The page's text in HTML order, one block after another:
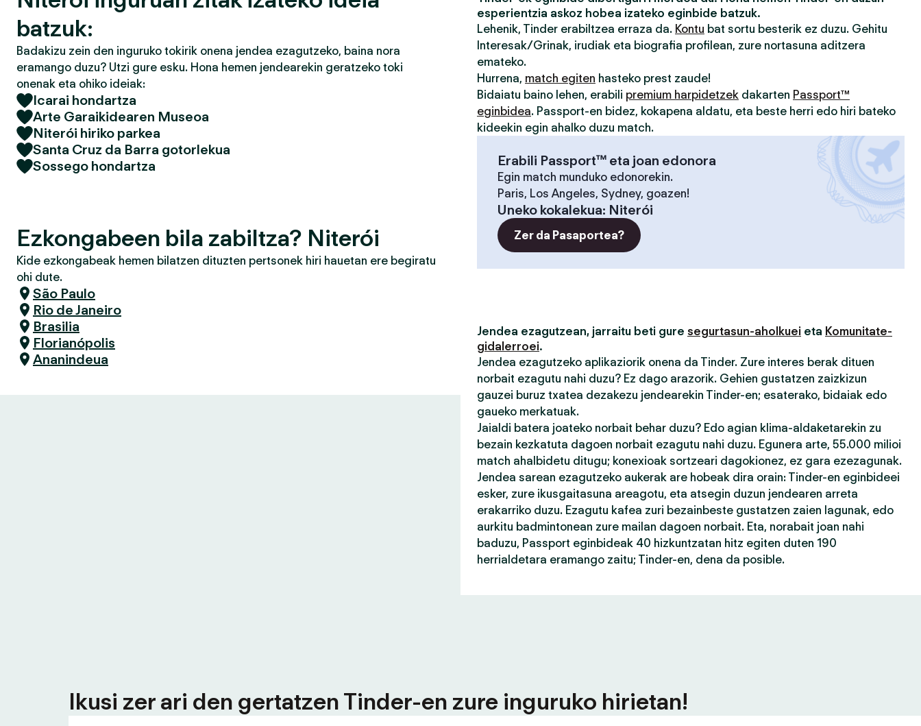
batzuk:
Badakizu zein den inguruko tokirik onena jendea ezagutzeko, baina nora
eramango duzu? Utzi gure esku. Hona hemen jendearekin geratzeko toki
onenak eta ohiko ideiak:
Icarai hondartza
Arte Garaikidearen Museoa
Niterói hiriko parkea
Santa Cruz da Barra gotorlekua
Sossego hondartza
Ezkongabeen bila zabiltza? Niterói
Kide ezkongabeak hemen bilatzen dituzten pertsonek hiri hauetan ere begiratu
ohi dute.
São Paulo
Rio de Janeiro
Brasilia
Florianópolis
Ananindeua
esperientzia askoz hobea izateko eginbide batzuk.
Lehenik, Tinder erabiltzea erraza da. Kontu bat sortu besterik ez duzu. Gehitu
Interesak/Grinak, irudiak eta biografia profilean, zure nortasuna aditzera
emateko.
Hurrena, match egiten hasteko prest zaude!
Bidaiatu baino lehen, erabili premium harpidetzek dakarten Passport™
eginbidea. Passport-en bidez, kokapena aldatu, eta beste herri edo hiri bateko
kideekin egin ahalko duzu match.
Erabili Passport™ eta joan edonora
Egin match munduko edonorekin.
Paris, Los Angeles, Sydney, goazen!
Uneko kokalekua: Niterói
Zer da Pasaportea?
Jendea ezagutzean, jarraitu beti gure segurtasun-aholkuei eta Komunitate-
gidalerroei.
Jendea ezagutzeko aplikaziorik onena da Tinder. Zure interes berak dituen
norbait ezagutu nahi duzu? Ez dago arazorik. Gehien gustatzen zaizkizun
gauzei buruz txatea dezakezu jendearekin Tinder-en; esaterako, bidaiak edo
gaueko merkatuak.
Jaialdi batera joateko norbait behar duzu? Edo agian klima-aldaketarekin zu
bezain kezkatuta dagoen norbait ezagutu nahi duzu. Egunera arte, 55.000 milioi
match ahalbidetu ditugu; konexioak sortzeari dagokionez, ez gara ezezagunak.
Jendea sarean ezagutzeko aukerak are hobeak dira orain: Tinder-en eginbideei
esker, zure ikusgaitasuna areagotu, eta atsegin duzun jendearen arreta
erakarriko duzu. Ezagutu kafea zuri bezainbeste gustatzen zaien lagunak, edo
aurkitu badmintonean zure mailan dagoen norbait. Eta, norabait joan nahi
baduzu, Passport eginbideak 40 hizkuntzatan hitz egiten duten 190
herrialdetara eramango zaitu; Tinder-en, dena da posible.
Ikusi zer ari den gertatzen Tinder-en zure inguruko hirietan!